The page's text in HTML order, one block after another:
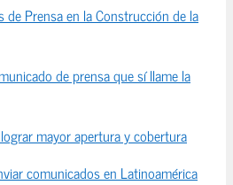
de Prensa en la Construcción de la
de prensa que sí llame la
mayor apertura y cobertura
comunicados en Latinoamérica